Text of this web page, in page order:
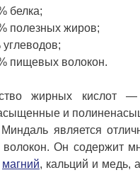
белка;
полезных жиров;
углеводов;
пищевых волокон.
жирных кислот
и
является
Он содержит
магний, кальций и медь,